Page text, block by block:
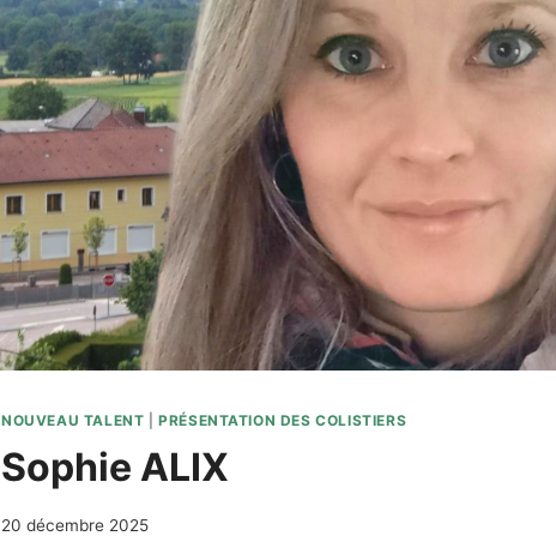
NOUVEAU TALENT |PRÉSENTATION DES COLISTIERS
Sophie ALIX
20 décembre 2025